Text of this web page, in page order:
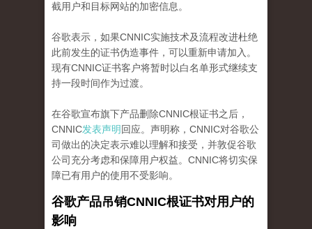
截用户和目标网站的加密信息。
谷歌表示，如果CNNIC实施技术及流程改进杜绝
此前发生的证书伪造事件，可以重新申请加入。
现有CNNIC证书客户将暂时以白名单形式继续支
持一段时间作为过渡。
在谷歌宣布旗下产品删除CNNIC根证书之后，
CNNIC发表声明 回应。声明称，CNNIC对谷歌公
司做出的决定表示难以理解和接受，并敦促谷歌
公司充分考虑和保障用户权益。CNNIC将切实保
障已有用户的使用不受影响。
谷歌产品吊销CNNIC根证书对用户的
影响